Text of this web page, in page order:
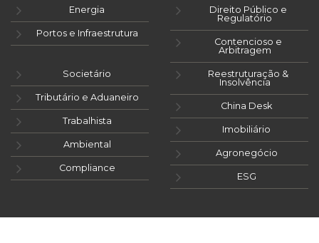
Energia
Portos e Infraestrutura
Direito Público e
Regulatório
Contencioso e
Arbitragem
Societário
Tributário e Aduaneiro
Trabalhista
Ambiental
Compliance
Reestruturação &
Insolvência
China Desk
Imobiliário
Agronegócio
ESG